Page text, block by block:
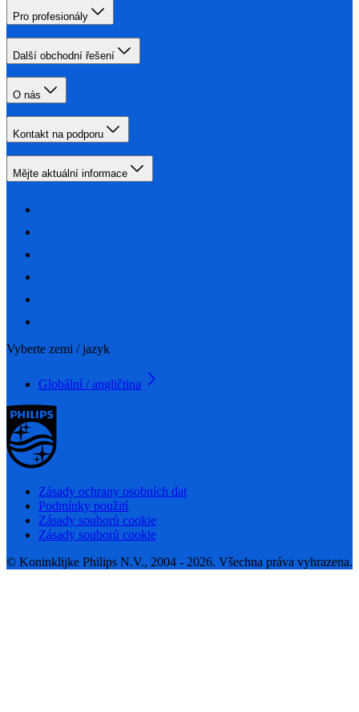
Pro profesionály
Další obchodní řešení
O nás
Kontakt na podporu
Mějte aktuální informace
Vyberte zemi / jazyk
Globální / angličtina
Zásady ochrany osobních dat
Podmínky použití
Zásady souborů cookie
Zásady souborů cookie
© Koninklijke Philips N.V., 2004 - 2026. Všechna práva vyhrazena.